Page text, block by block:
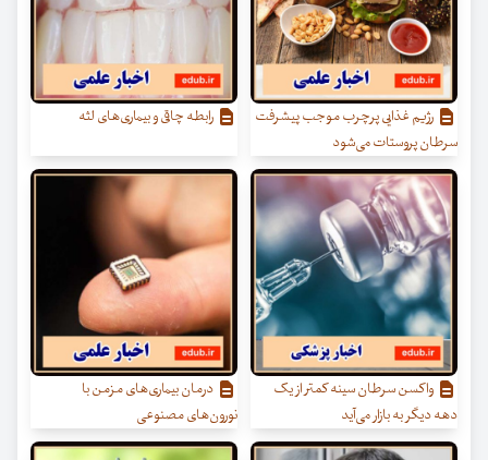
رژیم غذایی پرچرب موجب پیشرفت
سرطان پروستات می‌شود
رابطه چاقی و بیماری‌های لثه
واکسن سرطان سینه کمتر از یک
دهه دیگر به بازار می‌آید
درمان بیماری‌های مزمن با
نورون‌های مصنوعی